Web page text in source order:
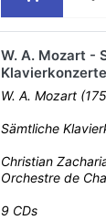
W. A. Mozart -
Klavierkonzerte
W. A. Mozart
Sämtliche
Christian
Orchestre de
9 CDs